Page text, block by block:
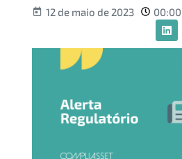
12 de maio de 2023 00:00